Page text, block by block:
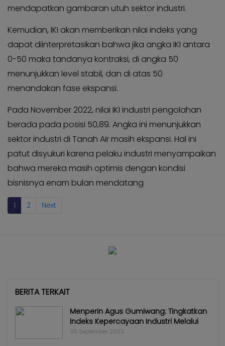
mendapatkan gambaran utuh sektor industri.
Kemudian, IKI akan memberikan nilai indeks yang
dapat diinterpretasikan bahwa jika angka IKI antara
0-50 maka tandanya kontraksi, di angka 50
menunjukkan level stabil, dan di atas 50
menandakan fase ekspansi.
Pada November 2022, nilai IKI industri pengolahan
berada pada posisi 50,89. Angka ini menunjukkan
sektor industri di Tanah Air masih ekspansi. Hal ini
patut disyukuri karena pelaku industri menyampaikan
bahwa mereka masih optimis dengan kondisi
bisnisnya enam bulan mendatang
1 2 Next
BERITA TERKAIT
Menperin Agus Gumiwang: Tingkatkan
Indeks Kepercayaan Industri Melalui
05 September 2023